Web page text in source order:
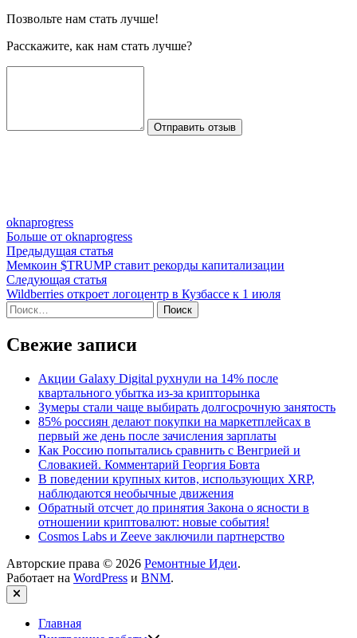
Позвольте нам стать лучше!
Расскажите, как нам стать лучше?
Отправить отзыв
oknaprogress
Больше от oknaprogress
Навигация
по
записям
Предыдущая статьяПредыдущая
статья:
Мемкоин $TRUMP ставит рекорды капитализации
Следующая статьяСледующая
статья:
Wildberries откроет логоцентр в Кузбассе к 1 июля
Найти:
Свежие записи
Акции Galaxy Digital рухнули на 14% после
квартального убытка из-за крипторынка
Зумеры стали чаще выбирать долгосрочную занятость
85% россиян делают покупки на маркетплейсах в
первый же день после зачисления зарплаты
Как Россию попытались сравнить с Венгрией и
Словакией. Комментарий Георгия Бовта
В поведении крупных китов, использующих XRP,
наблюдаются необычные движения
Обратный отсчет до принятия Закона о ясности в
отношении криптовалют: новые события!
Cosmos Labs и Zeeve заключили партнерство
Авторские права © 2026 Ремонтные Идеи.
Работает на WordPress и BNM.
Закрыть
Главная